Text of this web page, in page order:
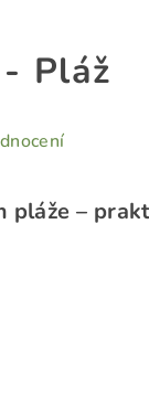
Pláž
pláže –